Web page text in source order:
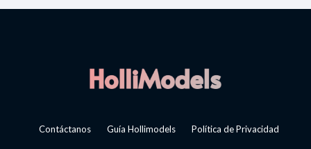
Contáctanos Guía Hollimodels Política de Privacidad